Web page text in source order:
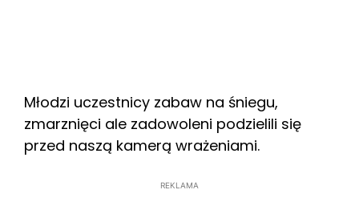
Młodzi uczestnicy zabaw na śniegu,
zmarznięci ale zadowoleni podzielili się
przed naszą kamerą wrażeniami.
REKLAMA